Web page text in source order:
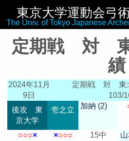
東京大学運動会弓
The Univ. of Tokyo Japanese
リン
定期戦 対
績
2024年11月
9日
定期戦 対 東
103/
後攻 東
京大学
壱之立 加納 (2)
○○○× ×○○○ 15中